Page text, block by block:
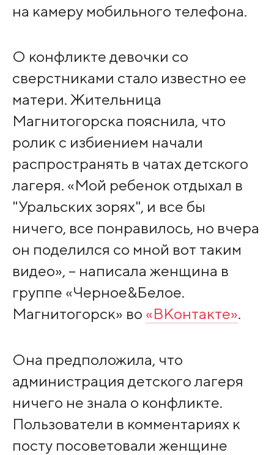
на камеру мобильного телефона.
О конфликте девочки со
сверстниками стало известно ее
матери. Жительница
Магнитогорска пояснила, что
ролик с избиением начали
распространять в чатах детского
лагеря. «Мой ребенок отдыхал в
"Уральских зорях", и все бы
ничего, все понравилось, но вчера
он поделился со мной вот таким
видео», – написала женщина в
группе «Черное&Белое.
Магнитогорск» во «ВКонтакте».
Она предположила, что
администрация детского лагеря
ничего не знала о конфликте.
Пользователи в комментариях к
посту посоветовали женщине